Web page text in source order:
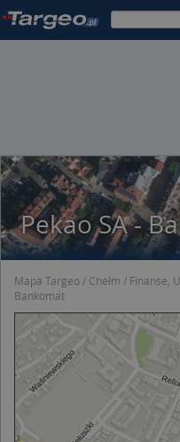
Pekao SA -
Mapa Targeo Chełm Finanse,
Bankomat